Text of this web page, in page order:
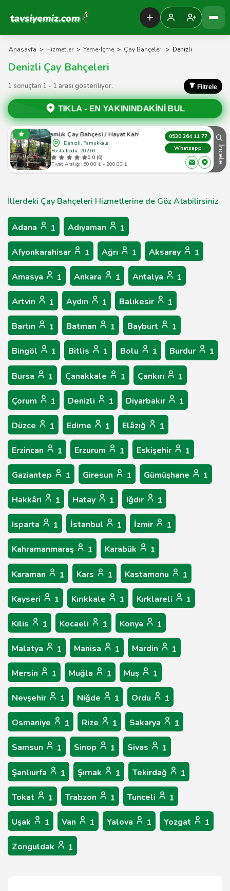
Tavsiyemiz Anasayfa
Anasayfa > Hizmetler > Yeme-İçme > Çay Bahçeleri > Denizli
Denizli Çay Bahçeleri
1 sonuçtan 1 - 1 arası gösteriliyor. Filtrele
TIKLA - EN YAKININDAKİNİ BUL
Çamlık Çay Bahçesi / Hayat Kahvesi
Denizli, Pamukkale
Posta Kodu: 20260
0.0 (0)
Fiyat Aralığı: 50,00 ₺ - 200,00 ₺
0530 264 11 77
Whatsapp
İncele
İllerdeki Çay Bahçeleri Hizmetlerine de Göz Atabilirsiniz
Adana 1 Adıyaman 1
Afyonkarahisar 1 Ağrı 1 Aksaray 1
Amasya 1 Ankara 1 Antalya 1
Artvin 1 Aydın 1 Balıkesir 1
Bartın 1 Batman 1 Bayburt 1
Bingöl 1 Bitlis 1 Bolu 1 Burdur 1
Bursa 1 Çanakkale 1 Çankırı 1
Çorum 1 Denizli 1 Diyarbakır 1
Düzce 1 Edirne 1 Elâzığ 1
Erzincan 1 Erzurum 1 Eskişehir 1
Gaziantep 1 Giresun 1 Gümüşhane 1
Hakkâri 1 Hatay 1 Iğdır 1
Isparta 1 İstanbul 1 İzmir 1
Kahramanmaraş 1 Karabük 1
Karaman 1 Kars 1 Kastamonu 1
Kayseri 1 Kırıkkale 1 Kırklareli 1
Kilis 1 Kocaeli 1 Konya 1
Malatya 1 Manisa 1 Mardin 1
Mersin 1 Muğla 1 Muş 1
Nevşehir 1 Niğde 1 Ordu 1
Osmaniye 1 Rize 1 Sakarya 1
Samsun 1 Sinop 1 Sivas 1
Şanlıurfa 1 Şırnak 1 Tekirdağ 1
Tokat 1 Trabzon 1 Tunceli 1
Uşak 1 Van 1 Yalova 1 Yozgat 1
Zonguldak 1